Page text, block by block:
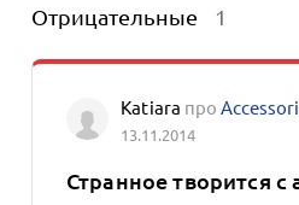
Отрицательные 1
Katiara про
13.11.2014
Странное творится